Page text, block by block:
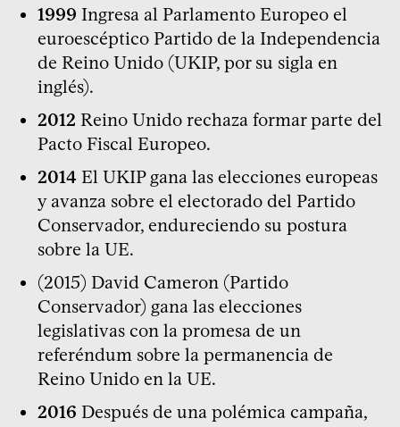
1999 Ingresa al Parlamento Europeo el
euroescéptico Partido de la Independencia
de Reino Unido (UKIP, por su sigla en
inglés).
2012 Reino Unido rechaza formar parte del
Pacto Fiscal Europeo.
2014 El UKIP gana las elecciones europeas
y avanza sobre el electorado del Partido
Conservador, endureciendo su postura
sobre la UE.
(2015) David Cameron (Partido
Conservador) gana las elecciones
legislativas con la promesa de un
referéndum sobre la permanencia de
Reino Unido en la UE.
2016 Después de una polémica campaña,